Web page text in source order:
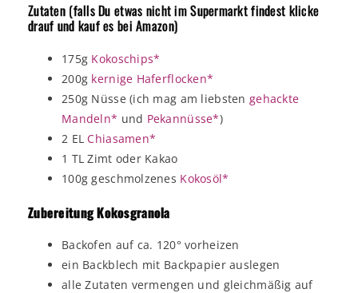
Zutaten (falls Du etwas nicht im Supermarkt findest klicke
drauf und kauf es bei Amazon)
175g Kokoschips*
200g kernige Haferflocken*
250g Nüsse (ich mag am liebsten gehackte
Mandeln* und Pekannüsse*)
2 ELChiasamen*
1 TL Zimt oder Kakao
100g geschmolzenes Kokosöl*
Zubereitung Kokosgranola
Backofen auf ca. 120° vorheizen
ein Backblech mit Backpapier auslegen
alle Zutaten vermengen und gleichmäßig auf